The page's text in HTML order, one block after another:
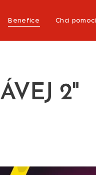
Benefice Chci pomoci
2"